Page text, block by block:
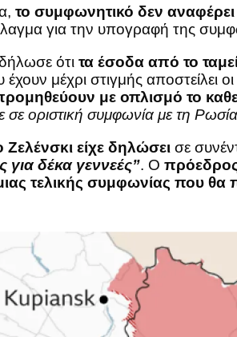
το συμφωνητικό δεν
για την υπογραφή της
ότι τα έσοδα από το
έχουν μέχρι στιγμής
με οπλισμό το
σε οριστική συμφωνία με τη
Ζελένσκι είχε δηλώσει σε
δέκα γεννεές”. Ο
τελικής συμφωνίας που θα